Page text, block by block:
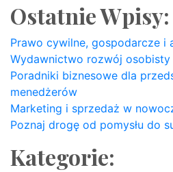
Ostatnie Wpisy:
Prawo cywilne, gospodarcze i
Wydawnictwo rozwój
Poradniki biznesowe dla
menedżerów
Marketing i sprzedaż w
Poznaj drogę od pomysłu do
Kategorie: